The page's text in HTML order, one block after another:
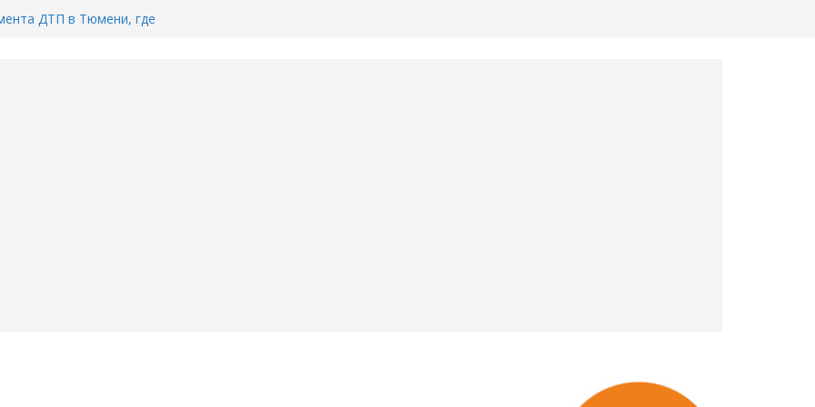
ДТП в Тюмени, где